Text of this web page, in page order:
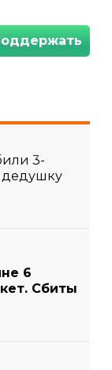
3-
дедушку
6
Сбиты